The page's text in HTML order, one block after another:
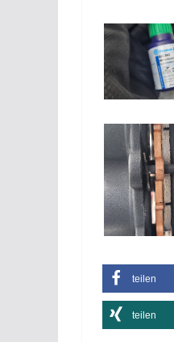
teilen
teilen